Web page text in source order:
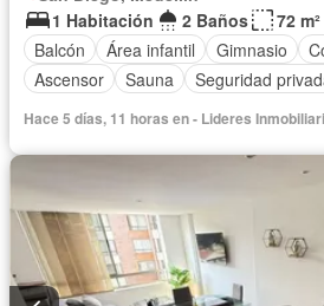
1 Habitación
2 Baños
72 m²
Balcón
Área infantil Gimnasio
Ascensor
Sauna Seguridad
Hace 5 días, 11 horas en - Lideres